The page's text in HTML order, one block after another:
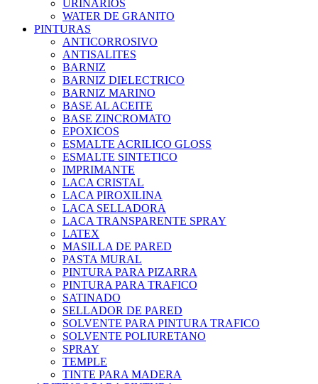
URINARIOS
WATER DE GRANITO
PINTURAS
ANTICORROSIVO
ANTISALITES
BARNIZ
BARNIZ DIELECTRICO
BARNIZ MARINO
BASE AL ACEITE
BASE ZINCROMATO
EPOXICOS
ESMALTE ACRILICO GLOSS
ESMALTE SINTETICO
IMPRIMANTE
LACA CRISTAL
LACA PIROXILINA
LACA SELLADORA
LACA TRANSPARENTE SPRAY
LATEX
MASILLA DE PARED
PASTA MURAL
PINTURA PARA PIZARRA
PINTURA PARA TRAFICO
SATINADO
SELLADOR DE PARED
SOLVENTE PARA PINTURA TRAFICO
SOLVENTE POLIURETANO
SPRAY
TEMPLE
TINTE PARA MADERA